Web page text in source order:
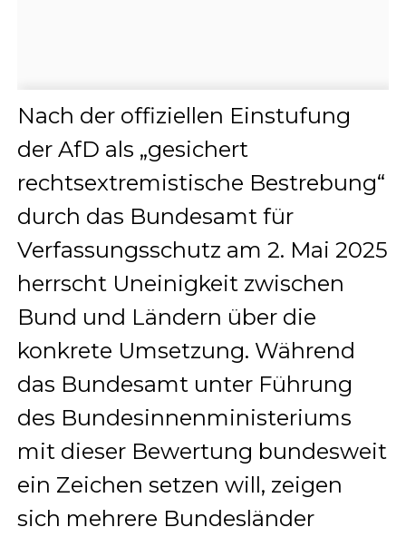
Nach der offiziellen Einstufung
der AfD als „gesichert
rechtsextremistische Bestrebung“
durch das Bundesamt für
Verfassungsschutz am 2. Mai 2025
herrscht Uneinigkeit zwischen
Bund und Ländern über die
konkrete Umsetzung. Während
das Bundesamt unter Führung
des Bundesinnenministeriums
mit dieser Bewertung bundesweit
ein Zeichen setzen will, zeigen
sich mehrere Bundesländer